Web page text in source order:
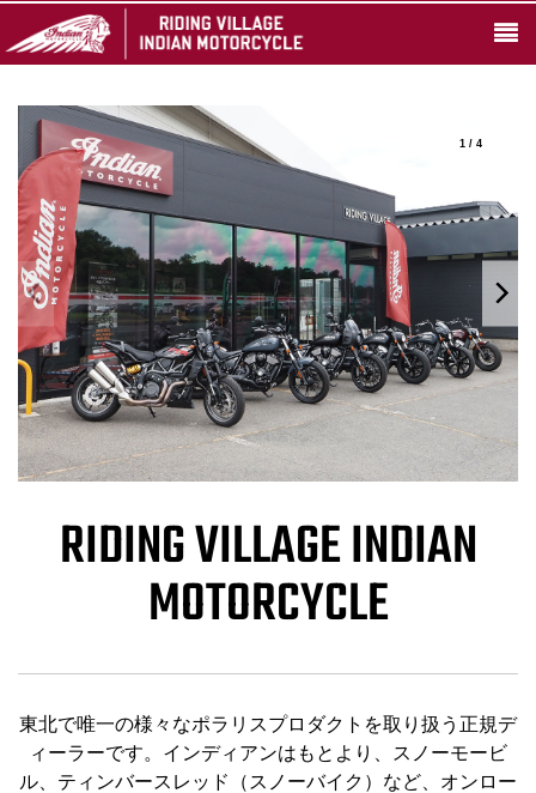
1 / 4
RIDING VILLAGE INDIAN
MOTORCYCLE
東北で唯一の様々なポラリスプロダクトを取り扱う正規デ
ィーラーです。インディアンはもとより、スノーモービ
ル、ティンバースレッド（スノーバイク）など、オンロー